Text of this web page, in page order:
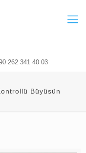
262 341 40 03
Büyüsün